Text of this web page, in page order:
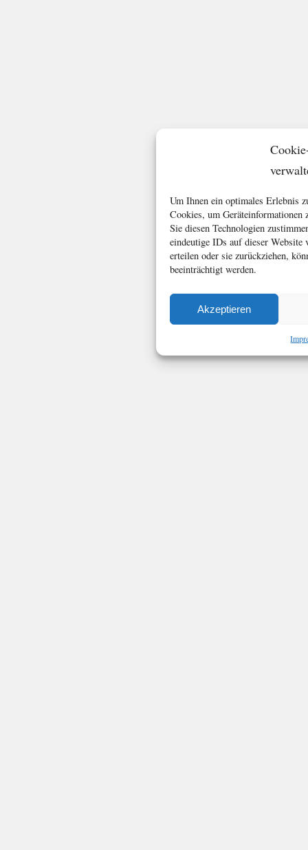
Um Ihnen ein optimales Erlebnis
Cookies, um Geräteinformationen
Sie diesen Technologien
eindeutige IDs auf dieser
erteilen oder sie zurückziehen,
beeinträchtigt werden.
Akzeptieren